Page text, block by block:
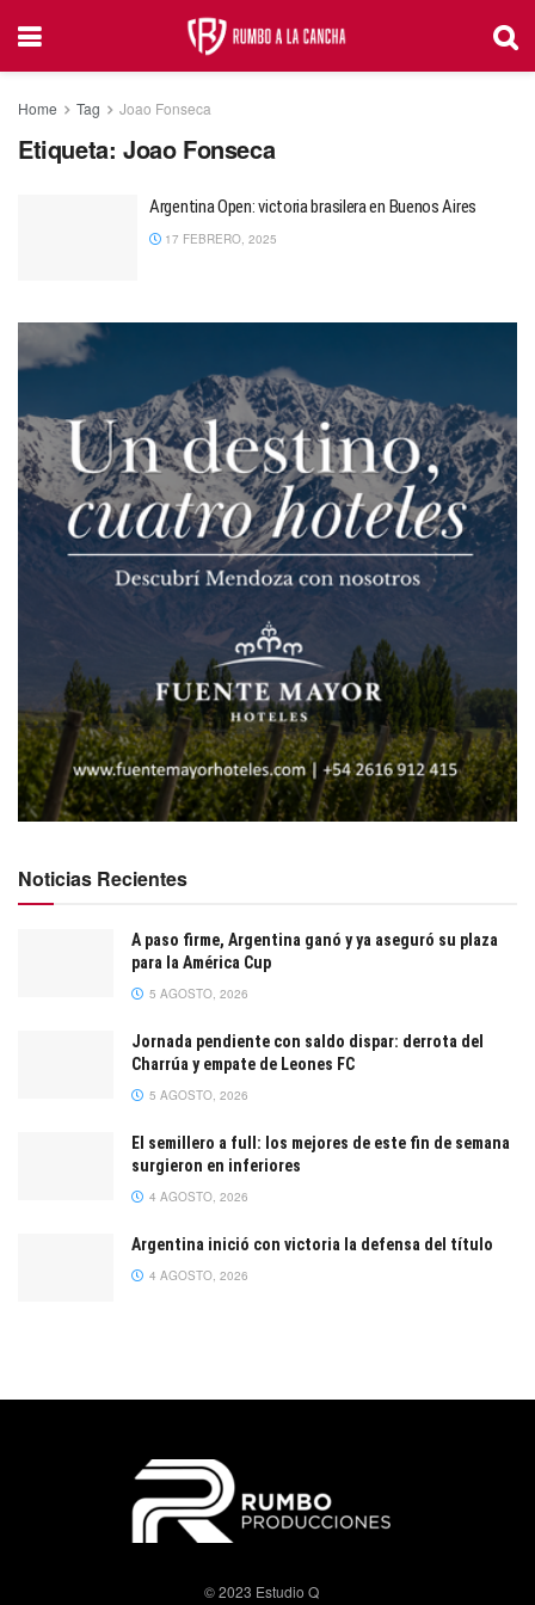
Home Tag Joao Fonseca
Etiqueta: Joao Fonseca
Argentina Open: victoria brasilera en Buenos Aires
17 FEBRERO, 2025
Noticias Recientes
A paso firme, Argentina ganó y ya aseguró su plaza
para la América Cup
5 AGOSTO, 2026
Jornada pendiente con saldo dispar: derrota del
Charrúa y empate de Leones FC
5 AGOSTO, 2026
El semillero a full: los mejores de este fin de semana
surgieron en inferiores
4 AGOSTO, 2026
Argentina inició con victoria la defensa del título
4 AGOSTO, 2026
© 2023 Estudio Q